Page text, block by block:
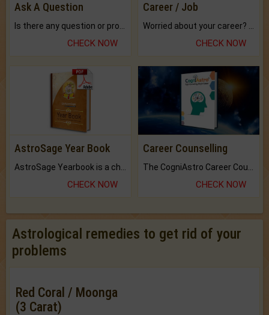
Ask A Question
CHECK NOW
Career / Job
CHECK NOW
AstroSage Year Book
CHECK NOW
Career Counselling
CHECK NOW
Astrological remedies to get rid of your
problems
Red Coral / Moonga
(3 Carat)